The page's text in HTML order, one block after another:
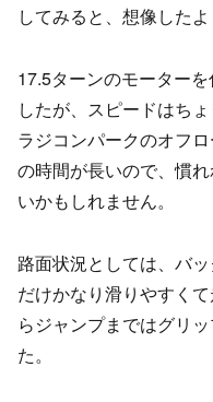
してみると、想像した
17.5ターンのモーター
したが、スピードはち
ラジコンパークのオフ
の時間が長いので、慣
いかもしれません。
路面状況としては、バ
だけかなり滑りやすく
らジャンプまではグリ
た。